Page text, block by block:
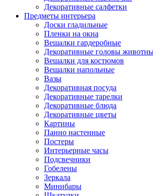
Декоративные салфетки
Предметы интерьера
Доски гладильные
Пленки на окна
Вешалки гардеробные
Декоративные головы
Вешалки для костюмов
Вешалки напольные
Вазы
Декоративная посуда
Декоративные тарелки
Декоративные блюда
Декоративные цветы
Картины
Панно настенные
Постеры
Интерьерные часы
Подсвечники
Гобелены
Зеркала
Минибары